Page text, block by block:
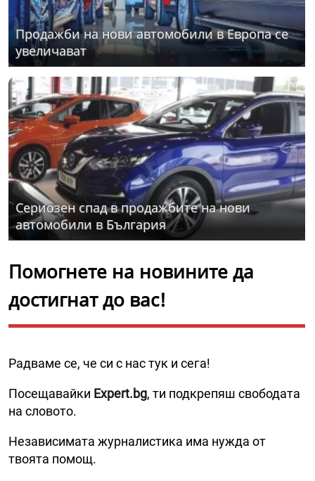
Продажби на нови автомобили в Европа се
увеличават
Сериозен спад в продажбите на нови
автомобили в България
Помогнете на новините да
достигнат до вас!
Радваме се, че си с нас тук и сега!
Посещавайки Expert.bg, ти подкрепяш свободата
на словото.
Независимата журналистика има нужда от
твоята помощ.